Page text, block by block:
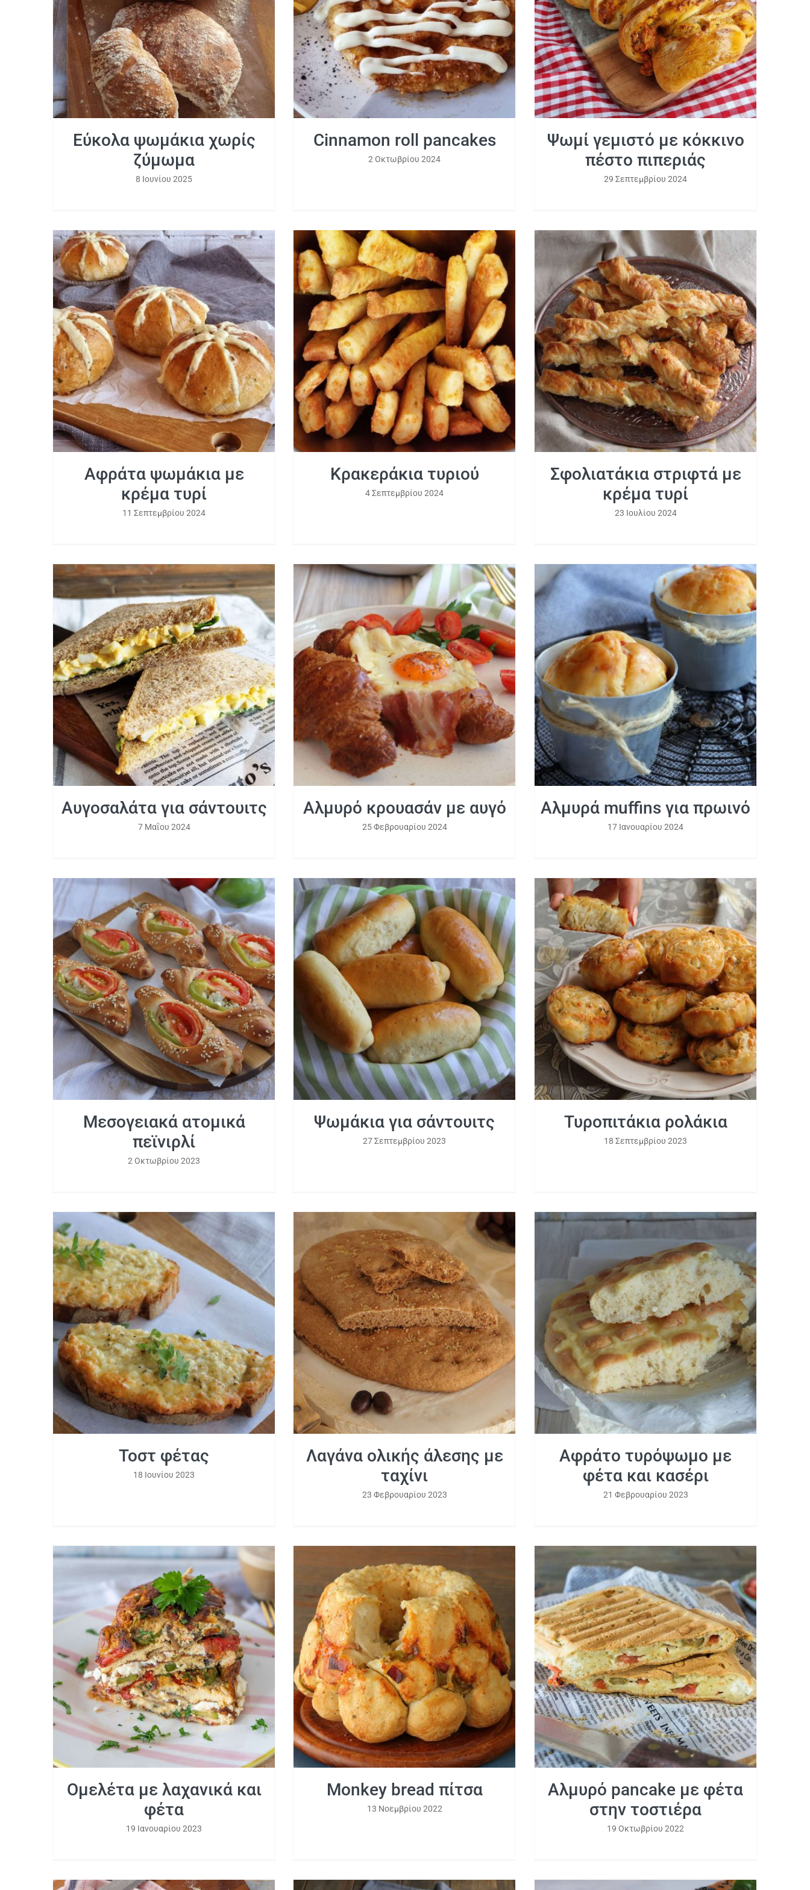
Εύκολα ψωμάκια χωρίς ζύμωμα
Εύκολα ψωμάκια χωρίς
ζύμωμα
8 Ιουνίου 2025
Cinnamon roll pancakes
Cinnamon roll pancakes
2 Οκτωβρίου 2024
Ψωμί γεμιστό με κόκκινο πέστο
πιπεριάς
Ψωμί γεμιστό με κόκκινο
πέστο πιπεριάς
29 Σεπτεμβρίου 2024
Αφράτα ψωμάκια με κρέμα τυρί
Αφράτα ψωμάκια με
κρέμα τυρί
11 Σεπτεμβρίου 2024
Κρακεράκια τυριού
Κρακεράκια τυριού
4 Σεπτεμβρίου 2024
Σφολιατάκια στριφτά με κρέμα τυρί
Σφολιατάκια στριφτά με
κρέμα τυρί
23 Ιουλίου 2024
Αυγοσαλάτα για σάντουιτς
Αυγοσαλάτα για σάντουιτς
7 Μαΐου 2024
Αλμυρό κρουασάν με αυγό
Αλμυρό κρουασάν με αυγό
25 Φεβρουαρίου 2024
Αλμυρά muffins για πρωινό
Αλμυρά muffins για πρωινό
17 Ιανουαρίου 2024
Μεσογειακά ατομικά πεϊνιρλί
Μεσογειακά ατομικά
πεϊνιρλί
2 Οκτωβρίου 2023
Ψωμάκια για σάντουιτς
Ψωμάκια για σάντουιτς
27 Σεπτεμβρίου 2023
Τυροπιτάκια ρολάκια
Τυροπιτάκια ρολάκια
18 Σεπτεμβρίου 2023
Τοστ φέτας
Τοστ φέτας
18 Ιουνίου 2023
Λαγάνα ολικής άλεσης με ταχίνι
Λαγάνα ολικής άλεσης με
ταχίνι
23 Φεβρουαρίου 2023
Αφράτο τυρόψωμο με φέτα και
κασέρι
Αφράτο τυρόψωμο με
φέτα και κασέρι
21 Φεβρουαρίου 2023
Ομελέτα με λαχανικά και φέτα
Ομελέτα με λαχανικά και
φέτα
19 Ιανουαρίου 2023
Monkey bread πίτσα
Monkey bread πίτσα
13 Νοεμβρίου 2022
Αλμυρό pancake με φέτα στην
τοστιέρα
Αλμυρό pancake με φέτα
στην τοστιέρα
19 Οκτωβρίου 2022